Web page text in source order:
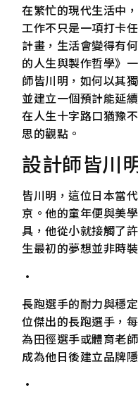
在繁忙的現代生活中
工作不只是一項打卡
計畫，生活會變得有
的人生與製作哲學》
師皆川明，如何以其
並建立一個預計能延
在人生十字路口猶豫
思的觀點。
設計師皆川
皆川明，這位日本當
京。他的童年便與美
具，他從小就接觸了
生最初的夢想並非時
•
長跑選手的耐力與穩
位傑出的長跑選手，
為田徑選手或體育老
成為他日後建立品牌
•